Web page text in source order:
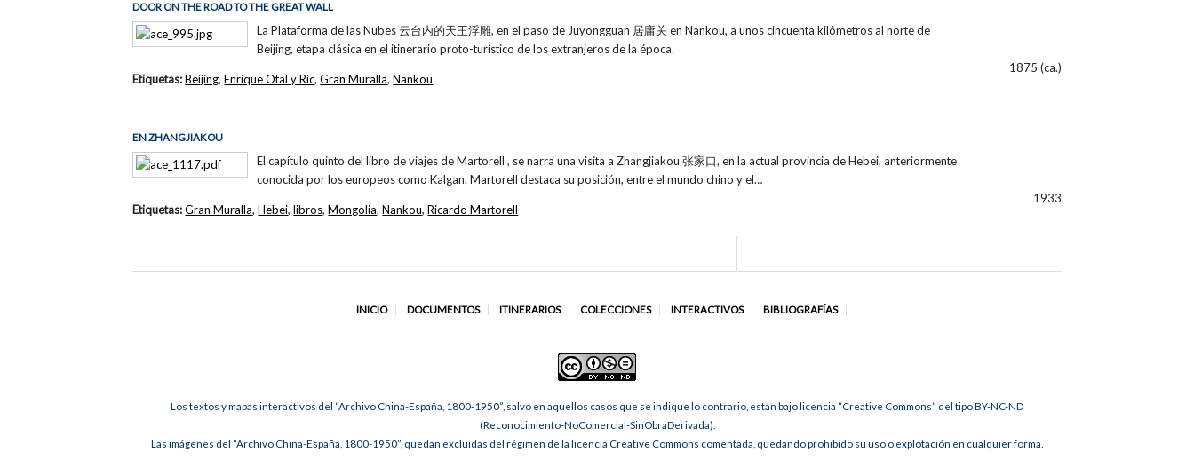
DOOR ON THE ROAD TO THE GREAT WALL
La Plataforma de las Nubes 云台内的天王浮雕, en el paso de Juyongguan 居庸关 en Nankou, a unos cincuenta kilómetros al norte de
Beijing, etapa clásica en el itinerario proto-turístico de los extranjeros de la época.
1875 (ca.)
Etiquetas:Beijing,Enrique Otal y Ric,Gran Muralla,Nankou
EN ZHANGJIAKOU
El capítulo quinto del libro de viajes de Martorell , se narra una visita a Zhangjiakou 张家口, en la actual provincia de Hebei, anteriormente
conocida por los europeos como Kalgan. Martorell destaca su posición, entre el mundo chino y el…
1933
Etiquetas:Gran Muralla,Hebei,libros,Mongolia,Nankou,Ricardo Martorell
INICIO DOCUMENTOS ITINERARIOS COLECCIONES INTERACTIVOS BIBLIOGRAFÍAS
Los textos y mapas interactivos del “Archivo China-España, 1800-1950”, salvo en aquellos casos que se indique lo contrario, están bajo licencia “Creative Commons” del tipo BY-NC-ND
(Reconocimiento-NoComercial-SinObraDerivada).
Las imágenes del “Archivo China-España, 1800-1950”, quedan excluidas del régimen de la licencia Creative Commons comentada, quedando prohibido su uso o explotación en cualquier forma.